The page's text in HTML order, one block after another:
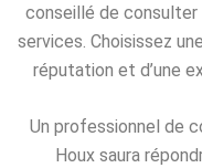
conseillé de
services. Choisissez
réputation et d’une
Un professionnel de
Houx saura